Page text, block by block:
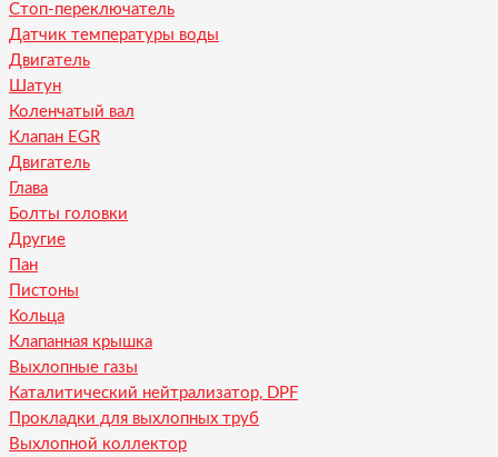
Стоп-переключатель
Датчик температуры воды
Двигатель
Шатун
Коленчатый вал
Клапан EGR
Двигатель
Глава
Болты головки
Другие
Пан
Пистоны
Кольца
Клапанная крышка
Выхлопные газы
Каталитический нейтрализатор, DPF
Прокладки для выхлопных труб
Выхлопной коллектор